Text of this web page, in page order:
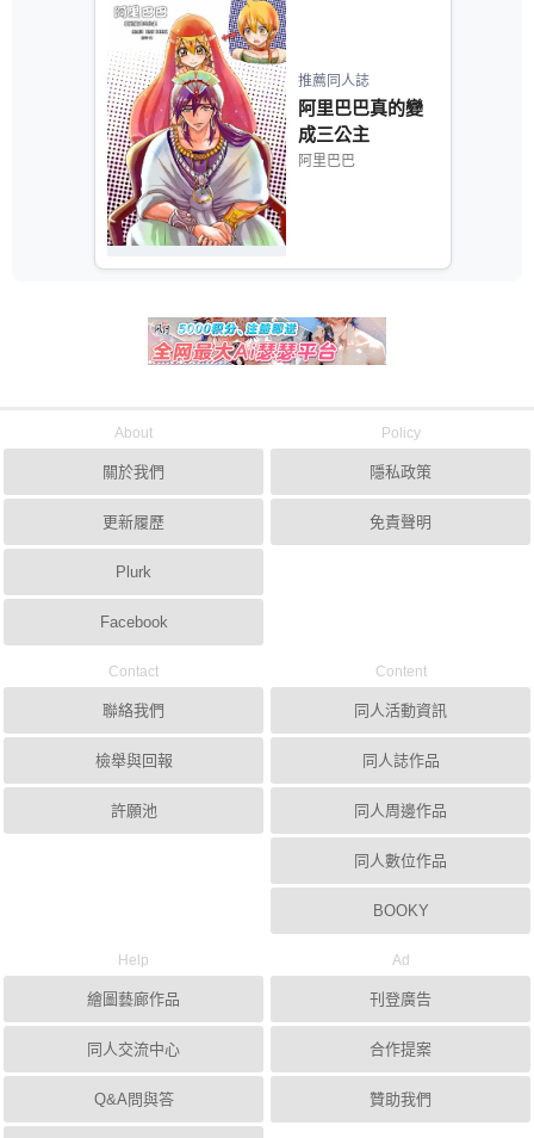
推薦同人誌
阿里巴巴真的變
成三公主
阿里巴巴
About
關於我們
更新履歷
Plurk
Facebook
Policy
隱私政策
免責聲明
Contact
聯絡我們
檢舉與回報
許願池
Content
同人活動資訊
同人誌作品
同人周邊作品
同人數位作品
BOOKY
Help
繪圖藝廊作品
同人交流中心
Q&A問與答
Ad
刊登廣告
合作提案
贊助我們